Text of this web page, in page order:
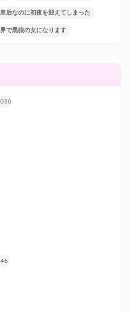
后なのに初夜を迎えてしまった
で黒狼の女になります
46